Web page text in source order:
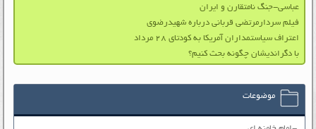
عباسی-جنگ نامتقارن و ایران
فیلم سردارمرتضی قربانی درباره شهیدرضوی
اعتراف سیاستمداران آمریکا به کودتای ۲۸ مرداد
با دگرانديشان چگونه بحث کنيم؟
موضوعات